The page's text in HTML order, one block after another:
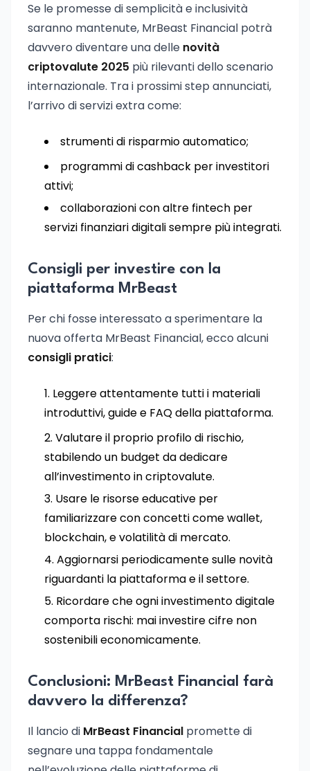
Se le promesse di semplicità e inclusività
saranno mantenute, MrBeast Financial potrà
davvero diventare una delle novità
criptovalute 2025 più rilevanti dello scenario
internazionale. Tra i prossimi step annunciati,
l’arrivo di servizi extra come:
strumenti di risparmio automatico;
programmi di cashback per investitori
attivi;
collaborazioni con altre fintech per
servizi finanziari digitali sempre più integrati.
Consigli per investire con la
piattaforma MrBeast
Per chi fosse interessato a sperimentare la
nuova offerta MrBeast Financial, ecco alcuni
consigli pratici:
Leggere attentamente tutti i materiali
introduttivi, guide e FAQ della piattaforma.
Valutare il proprio profilo di rischio,
stabilendo un budget da dedicare
all’investimento in criptovalute.
Usare le risorse educative per
familiarizzare con concetti come wallet,
blockchain, e volatilità di mercato.
Aggiornarsi periodicamente sulle novità
riguardanti la piattaforma e il settore.
Ricordare che ogni investimento digitale
comporta rischi: mai investire cifre non
sostenibili economicamente.
Conclusioni: MrBeast Financial farà
davvero la differenza?
Il lancio di MrBeast Financial promette di
segnare una tappa fondamentale